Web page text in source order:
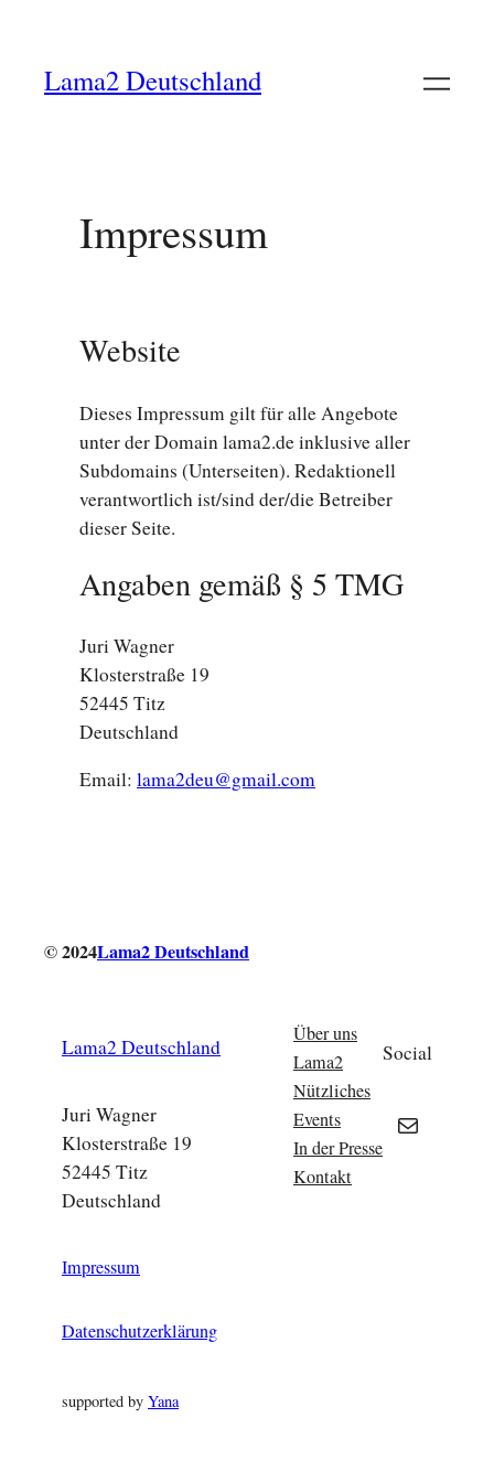
Lama2 Deutschland
Impressum
Website
Dieses Impressum gilt für alle Angebote
unter der Domain lama2.de inklusive aller
Subdomains (Unterseiten). Redaktionell
verantwortlich ist/sind der/die Betreiber
dieser Seite.
Angaben gemäß § 5 TMG
Juri Wagner
Klosterstraße 19
52445 Titz
Deutschland
Email: lama2deu@gmail.com
© 2024Lama2 Deutschland
Lama2 Deutschland
Juri Wagner
Klosterstraße 19
52445 Titz
Deutschland
Impressum
Datenschutzerklärung
supported by Yana
Über uns
Lama2
Nützliches
Events
In der Presse
Kontakt
Social
E-Mail